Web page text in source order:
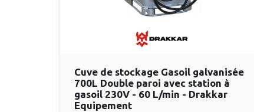
Cuve de stockage Gasoil galvanisée
700L Double paroi avec station à
gasoil 230V - 60 L/min - Drakkar
Equipement